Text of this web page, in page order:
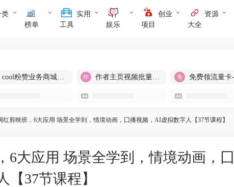
类
榜单
实用
工具
娱乐
创业
项目
资源
大全
cool粉赞业务商城【爆粉引流】 作者主页视频批量提取 免费领流量卡
红剪映班，6大应用 场景全学到，情境动画，囗播视频，AI虚拟数字人【37节课程】
6大应用 场景全学到，情境动画，
37节课程】